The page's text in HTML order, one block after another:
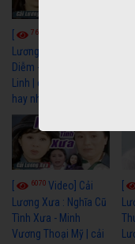
7674
Lương Xưa : Đời Cô
Diễm - Vũ Linh Tài
Linh | cải lương xã hội
hay nhất
6070 Video] Cải
Lương Xưa : Nghĩa Cũ
Tình Xưa - Minh
Vương Thoại Mỹ | cải